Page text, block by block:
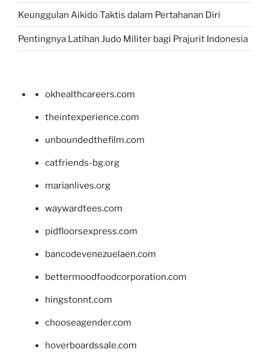
Keunggulan Aikido Taktis dalam Pertahanan Diri
Pentingnya Latihan Judo Militer bagi Prajurit Indonesia
okhealthcareers.com
theintexperience.com
unboundedthefilm.com
catfriends-bg.org
marianlives.org
waywardtees.com
pidfloorsexpress.com
bancodevenezuelaen.com
bettermoodfoodcorporation.com
hingstonnt.com
chooseagender.com
hoverboardssale.com